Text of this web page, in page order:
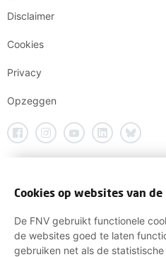
Disclaimer
Cookies
Privacy
Opzeggen
Cookies op websites van de
De FNV gebruikt functionele
de websites goed te laten
gebruiken net als de